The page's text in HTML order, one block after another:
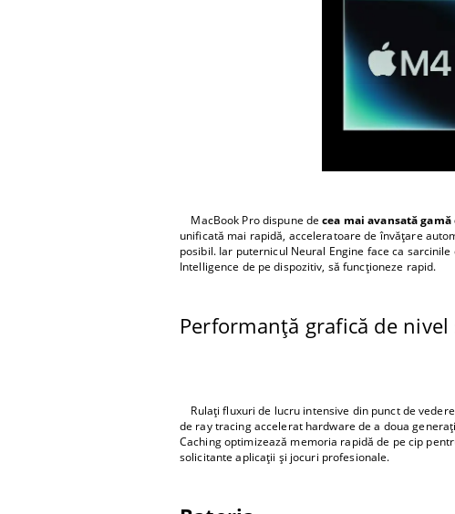
MacBook Pro dispune decea mai avansată
unificată mai rapidă, acceleratoare de învățare
posibil. Iar puternicul Neural Engine face ca
Intelligence de pe dispozitiv, să funcționeze rapid.
Performanță grafică de
Rulați fluxuri de lucru intensive din punct de
de ray tracing accelerat hardware de a doua
Caching optimizează memoria rapidă de pe cip
solicitante aplicații și jocuri profesionale.